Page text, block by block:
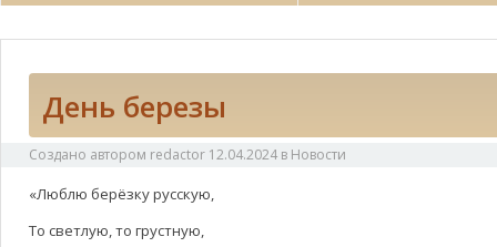
День березы
Создано автором redactor 12.04.2024 в Новости
«Люблю берёзку русскую,
То светлую, то грустную,